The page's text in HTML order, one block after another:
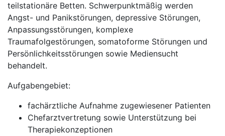
teilstationäre Betten. Schwerpunktmäßig werden
Angst- und Panikstörungen, depressive Störungen,
Anpassungsstörungen, komplexe
Traumafolgestörungen, somatoforme Störungen und
Persönlichkeitsstörungen sowie Mediensucht
behandelt.
Aufgabengebiet:
fachärztliche Aufnahme zugewiesener Patienten
Chefarztvertretung sowie Unterstützung bei
Therapiekonzeptionen